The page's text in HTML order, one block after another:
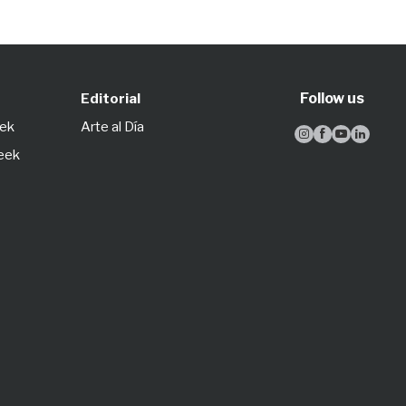
Editorial
Arte al Día
Follow us
   